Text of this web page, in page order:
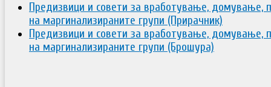
Предизвици и совети за вработување, домување,
на маргинализираните групи (Прирачник)
Предизвици и совети за вработување, домување,
на маргинализираните групи (Брошура)